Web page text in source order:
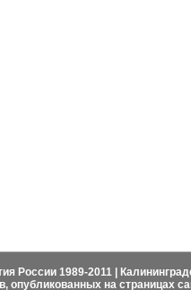
России 1989-2011 |
опубликованных на страницах